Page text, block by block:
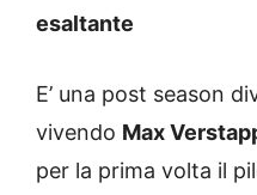
esaltante
E’ una post season
vivendo Max
per la prima volta il